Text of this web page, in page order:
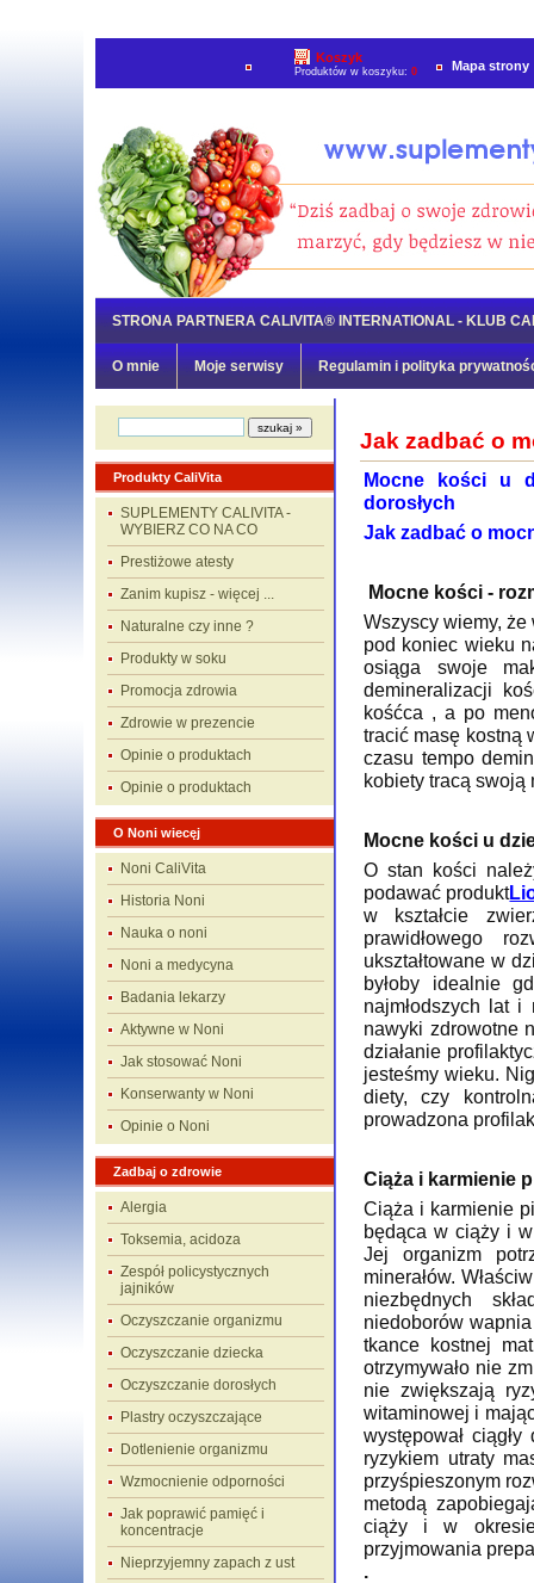
Koszyk
Produktów w koszyku: 0 Mapa strony
STRONA PARTNERA CALIVITA® INTERNATIONAL - KLUB
O mnie Moje serwisy Regulamin i polityka
Produkty CaliVita
SUPLEMENTY CALIVITA -
WYBIERZ CO NA CO
Prestiżowe atesty
Zanim kupisz - więcej ...
Naturalne czy inne ?
Produkty w soku
Promocja zdrowia
Zdrowie w prezencie
Opinie o produktach
Opinie o produktach
O Noni wiecęj
Noni CaliVita
Historia Noni
Nauka o noni
Noni a medycyna
Badania lekarzy
Aktywne w Noni
Jak stosować Noni
Konserwanty w Noni
Opinie o Noni
Zadbaj o zdrowie
Alergia
Toksemia, acidoza
Zespół policystycznych
jajników
Oczyszczanie organizmu
Oczyszczanie dziecka
Oczyszczanie dorosłych
Plastry oczyszczające
Dotlenienie organizmu
Wzmocnienie odporności
Jak poprawić pamięć i
koncentracje
Nieprzyjemny zapach z ust
Jak zadbać o
Mocne kości u
dorosłych
Jak zadbać o
Mocne kości -
Wszyscy wiemy,
pod koniec wieku
osiąga swoje
demineralizacji
kośćca , a po
tracić masę kostną
czasu tempo
kobiety tracą swoją
Mocne kości u
O stan kości
podawać produkt
w kształcie
prawidłowego
ukształtowane w
byłoby idealnie
najmłodszych lat
nawyki zdrowotne
działanie
jesteśmy wieku.
diety, czy
prowadzona
Ciąża i karmienie
Ciąża i karmienie
będąca w ciąży i
Jej organizm
minerałów.
niezbędnych
niedoborów
tkance kostnej
otrzymywało nie
nie zwiększają
witaminowej i
występował
ryzykiem utraty
przyśpieszonym
metodą
ciąży i w
przyjmowania
.